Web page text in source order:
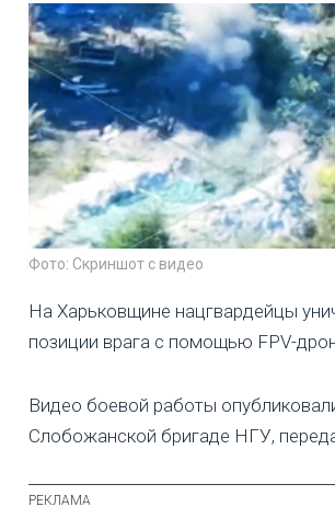
Фото: Скриншот с видео
На Харьковщине нацгвардейцы
позиции врага с помощью FPV-
Видео боевой работы
Слобожанской бригаде НГУ,